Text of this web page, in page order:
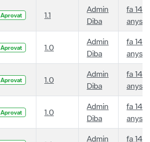
Aprovat 1.1
Admin
Diba
fa 14
anys
Aprovat 1.0
Admin
Diba
fa 14
anys
Aprovat 1.0
Admin
Diba
fa 14
anys
Aprovat 1.0
Admin
Diba
fa 14
anys
Admin
fa 14